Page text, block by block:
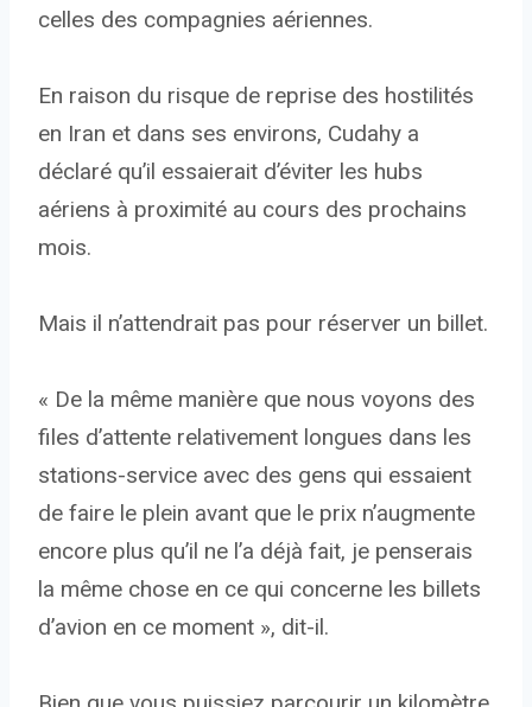
celles des compagnies aériennes.
En raison du risque de reprise des hostilités
en Iran et dans ses environs, Cudahy a
déclaré qu’il essaierait d’éviter les hubs
aériens à proximité au cours des prochains
mois.
Mais il n’attendrait pas pour réserver un billet.
« De la même manière que nous voyons des
files d’attente relativement longues dans les
stations-service avec des gens qui essaient
de faire le plein avant que le prix n’augmente
encore plus qu’il ne l’a déjà fait, je penserais
la même chose en ce qui concerne les billets
d’avion en ce moment », dit-il.